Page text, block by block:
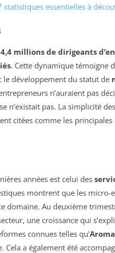
statistiques essentielles à
4,4 millions de dirigeants
. Cette dynamique témoigne
le développement du statut de
n’auraient pas
n’existait pas. La simplicité
citées comme les
années est celui des
montrent que les micro-
domaine. Au deuxième
une croissance qui
connues telles qu’
a également été